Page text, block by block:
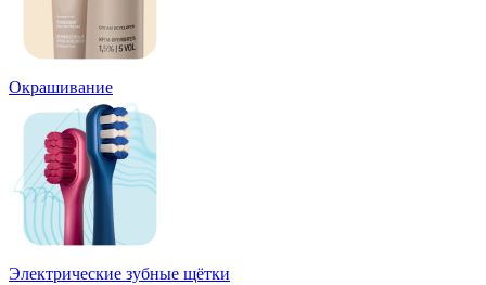
Окрашивание
Электрические зубные щётки